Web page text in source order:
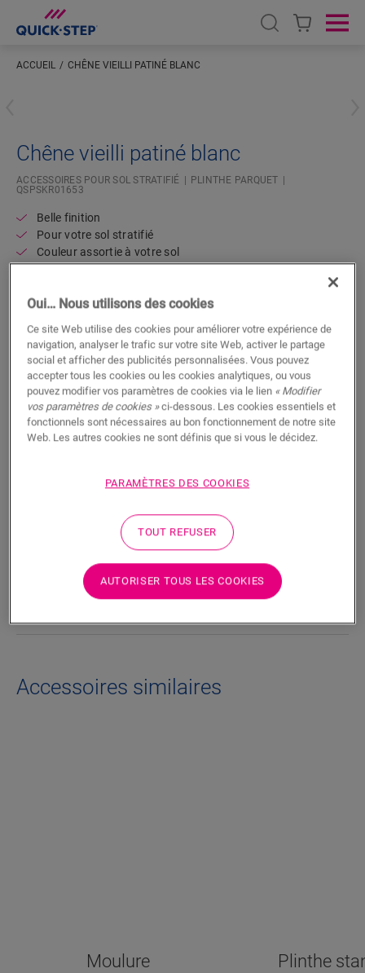
Open search
ACCUEIL CHÊNE VIEILLI PATINÉ BLANC
Chêne vieilli patiné blanc
ACCESSOIRES POUR SOL STRATIFIÉ
PLINTHE PARQUET
QSPSKR01653
Belle finition
Pour votre sol stratifié
Couleur assortie à votre sol
Couche supérieure résistante aux rayures
RECHERCHER
Fonctionnalités du produit
est doté d’une rainure qui permet de dissimuler les câbles
Accessoires similaires
Moulure Plinthe
Oui… Nous utilisons des cookies
Ce site Web utilise des cookies pour améliorer votre expérience de
navigation, analyser le trafic sur votre site Web, activer le partage
social et afficher des publicités personnalisées. Vous pouvez
accepter tous les cookies ou les cookies analytiques, ou vous
pouvez modifier vos paramètres de cookies via le lien « Modifier
vos paramètres de cookies »ci-dessous. Les cookies essentiels et
fonctionnels sont nécessaires au bon fonctionnement de notre site
Web. Les autres cookies ne sont définis que si vous le décidez.
PARAMÈTRES DES COOKIES
TOUT REFUSER
AUTORISER TOUS LES COOKIES